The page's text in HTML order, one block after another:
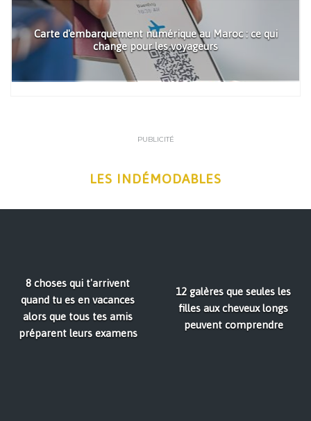
Carte d'embarquement numérique au Maroc : ce qui
change pour les voyageurs
PUBLICITÉ
LES INDÉMODABLES
8 choses qui t'arrivent
quand tu es en vacances
alors que tous tes amis
préparent leurs examens
12 galères que seules les
filles aux cheveux longs
peuvent comprendre